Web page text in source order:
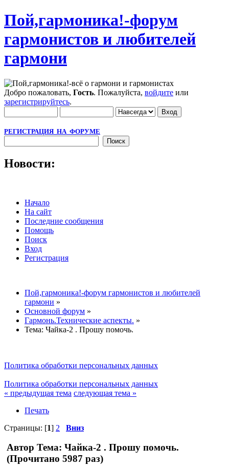
Пой,гармоника!-форум
гармонистов и любителей
гармони
Добро пожаловать, Гость. Пожалуйста, войдите или
зарегистрируйтесь.
РЕГИСТРАЦИЯ НА ФОРУМЕ
Новости:
Начало
На сайт
Последние сообщения
Помощь
Поиск
Вход
Регистрация
Пой,гармоника!-форум гармонистов и любителей
гармони »
Основной форум »
Гармонь.Технические аспекты. »
Тема: Чайка-2 . Прошу помочь.
Политика обработки персональных данных
Политика обработки персональных данных
« предыдущая тема следующая тема »
Печать
Страницы: [1] 2 Вниз
Автор Тема: Чайка-2 . Прошу помочь.
(Прочитано 5987 раз)